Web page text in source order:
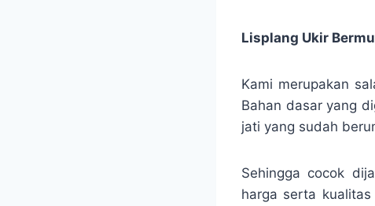
Lisplang Ukir
Kami merupakan
Bahan dasar yang
jati yang sudah
Sehingga cocok
harga serta